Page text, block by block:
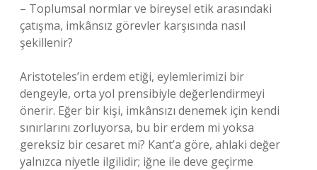
– Toplumsal normlar ve bireysel etik arasındaki
çatışma, imkânsız görevler karşısında nasıl
şekillenir?
Aristoteles’in erdem etiği, eylemlerimizi bir
dengeyle, orta yol prensibiyle değerlendirmeyi
önerir. Eğer bir kişi, imkânsızı denemek için kendi
sınırlarını zorluyorsa, bu bir erdem mi yoksa
gereksiz bir cesaret mi? Kant’a göre, ahlaki değer
yalnızca niyetle ilgilidir; iğne ile deve geçirme